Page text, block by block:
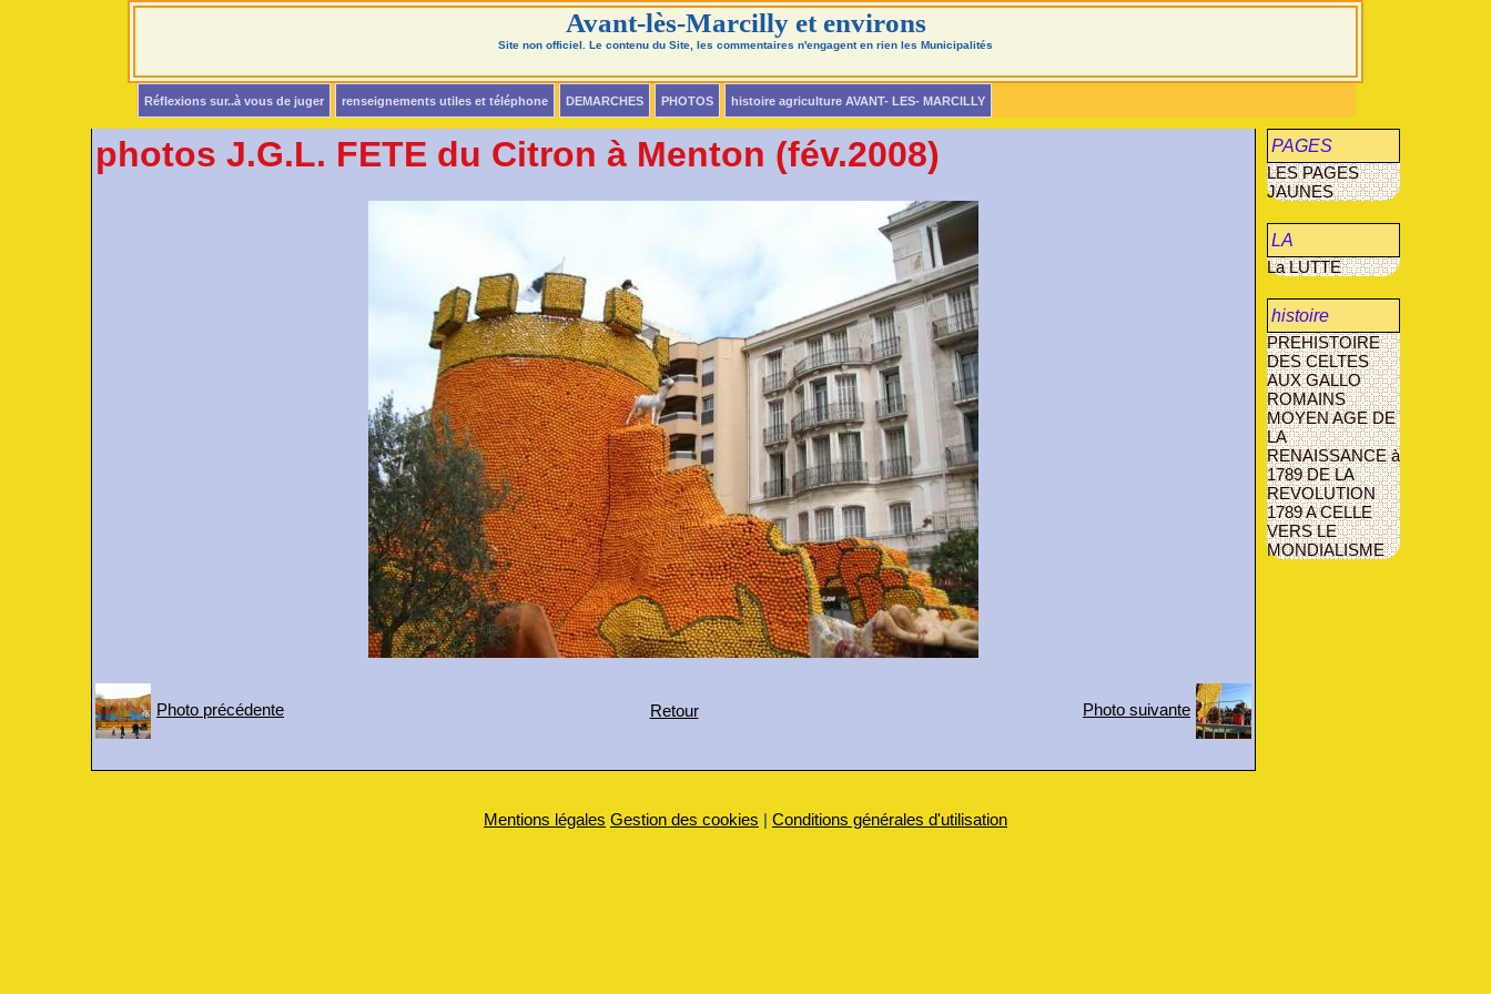
Avant-lès-Marcilly et environs
Site non officiel. Le contenu du Site, les commentaires n'engagent en rien les Municipalités
Réflexions sur..à vous de juger renseignements utiles et téléphone DEMARCHES PHOTOS histoire agriculture AVANT- LES- MARCILLY
PAGES
JAUNES
LES PAGES
JAUNES
LA
MUCOVISCIDOSE
La LUTTE
histoire
agriculture
AVANT- LES-
MARCILLY
PREHISTOIRE
DES CELTES
AUX GALLO
ROMAINS
MOYEN AGEDE
LA
RENAISSANCE à
1789DE LA
REVOLUTION
1789 A CELLE
VERS LE
MONDIALISME
photos J.G.L. FETE du Citron à Menton (fév.2008)
Photo précédente Retour Photo suivante
Mentions légales Gestion des cookies | Conditions générales d'utilisation